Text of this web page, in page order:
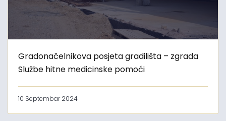
Gradonačelnikova posjeta gradilišta – zgrada
Službe hitne medicinske pomoći
10 Septembar 2024